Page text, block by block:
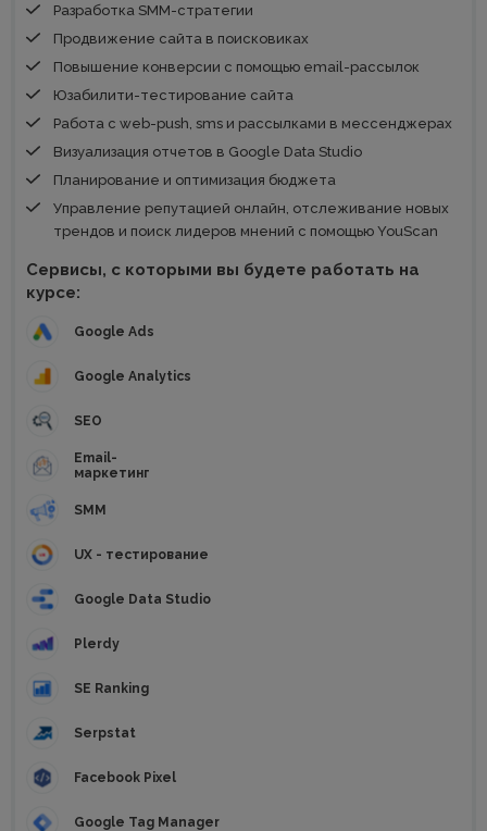
Разработка SMM-стратегии
Продвижение сайта в поисковиках
Повышение конверсии с помощью email-рассылок
Юзабилити-тестирование сайта
Работа с web-push, sms и рассылками в мессенджерах
Визуализация отчетов в Google Data Studio
Планирование и оптимизация бюджета
Управление репутацией онлайн, отслеживание новых
трендов и поиск лидеров мнений с помощью YouScan
Сервисы, с которыми вы будете работать на
курсе:
Google Ads
Google Analytics
SEO
Email-
маркетинг
SMM
UX - тестирование
Google Data Studio
Plerdy
SE Ranking
Serpstat
Facebook Pixel
Google Tag Manager